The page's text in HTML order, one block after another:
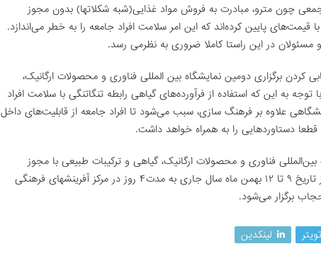
چون مترو، مبادرت به فروش مواد غذایی(شبه شکلاتها) بدون مجوز
قیمت‌های پایین کرده‌اند که این امر سلامت افراد جامعه را به خطر می‌اندازد.
و مسئولان در این راستا کاملا ضروری به نظرمی رسد.
کردن برگزاری دومین نمایشگاه بین المللی فناوری و محصولات ارگانیک،
به این که استفاده از فرآورده‌های گیاهی رابطه تنگاتنگی با سلامت افراد
علاوه بر فرهنگ سازی، سبب می‌شود تا افراد جامعه از قابلیت‌های داخل
دستاوردهایی را به همراه خواهد داشت.
فناوری و محصولات ارگانیک، گیاهی و ترکیبات طبیعی با مجوز
سازمان توسعه تجارت ایران از تاریخ ۹ تا ۱۲ بهمن ماه سال جاری به مدت۴ روز در مرکز آفرینشهای فرهنگی
برگزار می‌شود.
تویتر لینکدین